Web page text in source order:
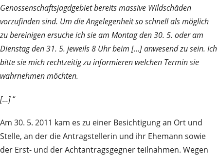
Genossenschaftsjagdgebiet bereits massive Wildschäden
vorzufinden sind. Um die Angelegenheit so schnell als möglich
zu bereinigen ersuche ich sie am Montag den 30. 5. oder am
Dienstag den 31. 5. jeweils 8 Uhr beim […] anwesend zu sein. Ich
bitte sie mich rechtzeitig zu informieren welchen Termin sie
wahrnehmen möchten.
[...]“
Am 30. 5. 2011 kam es zu einer Besichtigung an Ort und
Stelle, an der die Antragstellerin und ihr Ehemann sowie
der Erst- und der Achtantragsgegner teilnahmen. Wegen